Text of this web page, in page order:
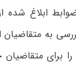
ابلاغ شده
به
برای